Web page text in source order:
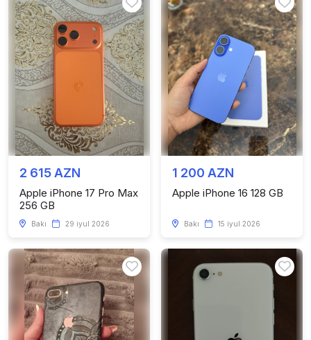
2 615 AZN
Apple iPhone 17 Pro Max
256 GB
Bakı 29 iyul 2026
1 200 AZN
Apple iPhone 16 128 GB
Bakı 15 iyul 2026